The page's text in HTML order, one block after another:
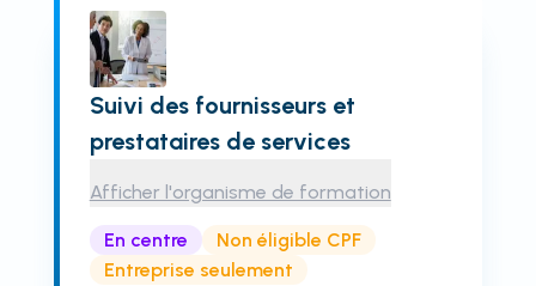
Suivi des fournisseurs et
prestataires de services
Afficher l'organisme de formation
En centre
Non éligible CPF
Entreprise seulement